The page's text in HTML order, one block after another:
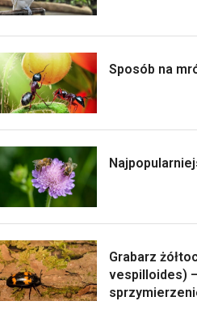
Sposób na
Grabarz
vespilloides)